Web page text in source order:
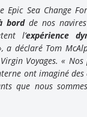
Epic Sea Change
bordde nos navires
l’expérience
a déclaré Tom
Voyages. «
ont imaginé des
que nous